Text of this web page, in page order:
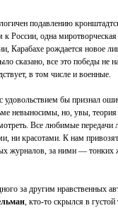
подавлению
России, одна
Карабахе рождается новое
сказано, все это победы не
в том числе и военные.
удовольствием бы признал
невыносимы, но, увы, теория
Все любимые
ни красотами. К нам
журналов, за ними — тонких
за другим нравственных
, кто-то скрылся в густой